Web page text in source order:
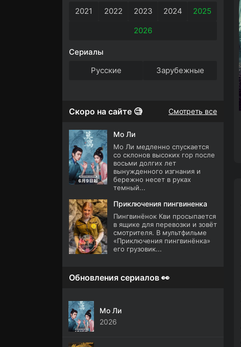
2021
2022 2023 2024
2025
2026
Сериалы
Русские
Зарубежные
Скоро на сайте 🧐 Смотреть все
Мо Ли
Мо Ли медленно спускается
со склонов высоких гор после
восьми долгих лет
вынужденного изгнания и
бережно несет в руках
темный...
Приключения пингвиненка
Пингвинёнок Кви просыпается
в ящике для перевозки и зовёт
смотрителя. В мультфильме
«Приключения пингвинёнка»
его грузовик...
Обновления сериалов 👀
Мо Ли
2026